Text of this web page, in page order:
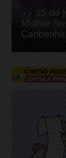
>> 25 de
Mulher
Caribenha